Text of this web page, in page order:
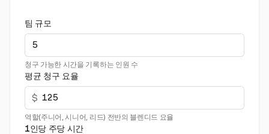
팀 규모
청구 가능한 시간을 기록하는 인원 수
평균 청구 요율
$
역할(주니어, 시니어, 리드) 전반의 블렌디드 요율
1인당 주당 시간